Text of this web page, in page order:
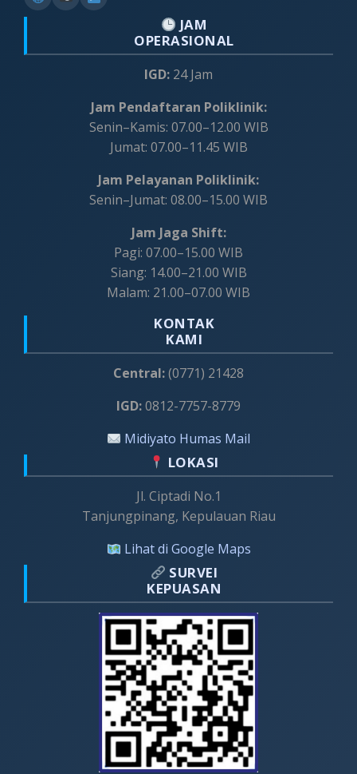
JAM
OPERASIONAL
IGD: 24 Jam
Jam Pendaftaran Poliklinik:
Senin–Kamis: 07.00–12.00 WIB
Jumat: 07.00–11.45 WIB
Jam Pelayanan Poliklinik:
Senin–Jumat: 08.00–15.00 WIB
Jam Jaga Shift:
Pagi: 07.00–15.00 WIB
Siang: 14.00–21.00 WIB
Malam: 21.00–07.00 WIB
KONTAK
KAMI
Central:(0771) 21428
IGD:0812-7757-8779
Midiyato Humas Mail
LOKASI
Jl. Ciptadi No.1
Tanjungpinang, Kepulauan Riau
Lihat di Google Maps
SURVEI
KEPUASAN